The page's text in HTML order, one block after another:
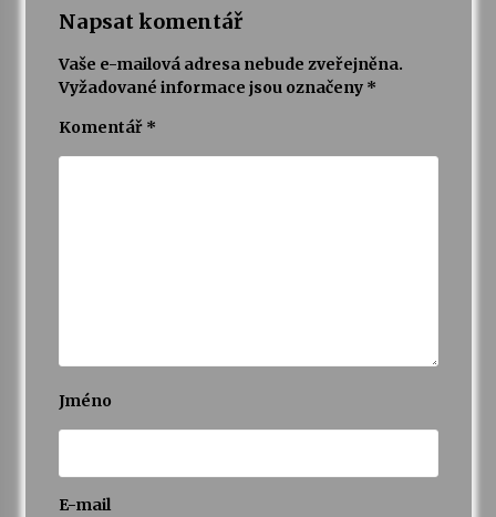
Napsat komentář
Vaše e-mailová adresa nebude zveřejněna.
Vyžadované informace jsou označeny *
Komentář *
Jméno
E-mail